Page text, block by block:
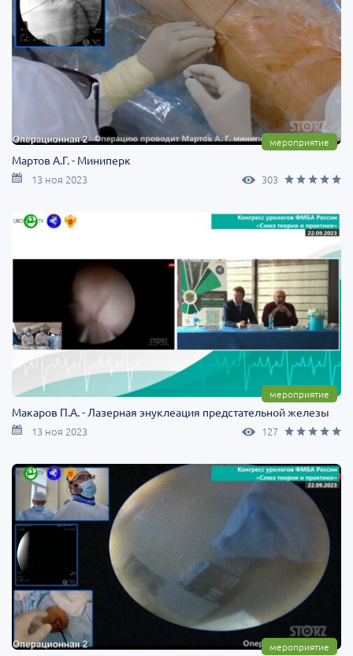
мероприятие
Мартов А.Г. - Миниперк
13 ноя 2023 303
мероприятие
Макаров П.А. - Лазерная энуклеация предстательной железы
13 ноя 2023 127
мероприятие